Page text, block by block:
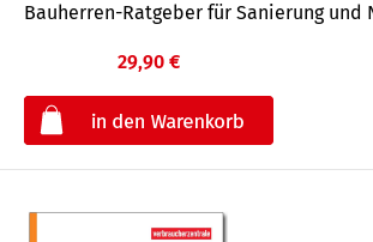
Bauherren-Ratgeber für Sanierung und
29,90 €